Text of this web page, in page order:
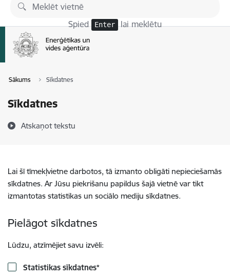
Pāriet uz lapas saturu
Spied Enter lai meklētu
Sākums Sīkdatnes
Sīkdatnes
Atskaņot tekstu
Lai šī tīmekļvietne darbotos, tā izmanto obligāti nepieciešamās
sīkdatnes. Ar Jūsu piekrišanu papildus šajā vietnē var tikt
izmantotas statistikas un sociālo mediju sīkdatnes.
Pielāgot sīkdatnes
Lūdzu, atzīmējiet savu izvēli:
Statistikas sīkdatnes*